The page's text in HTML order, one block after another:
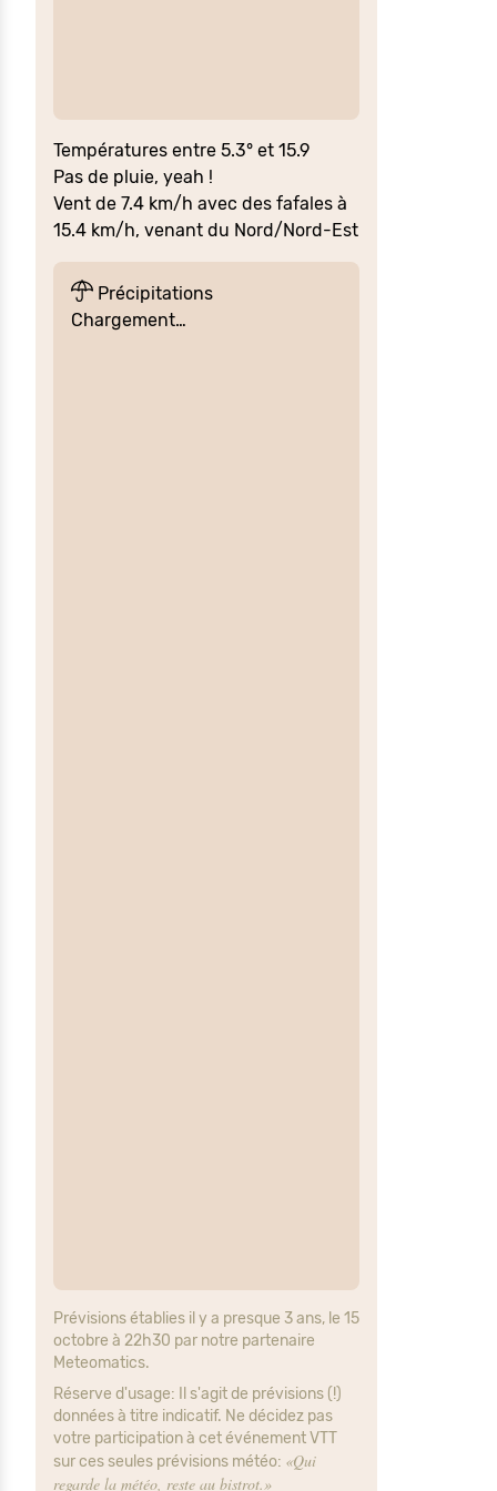
Températures entre 5.3° et 15.9
Pas de pluie, yeah !
Vent de 7.4 km/h avec des fafales à
15.4 km/h, venant du Nord/Nord-Est
Précipitations
Chargement…
Prévisions établies il y a presque 3 ans, le 15
octobre à 22h30 par notre partenaire
Meteomatics.
Réserve d'usage: Il s'agit de prévisions (!)
données à titre indicatif. Ne décidez pas
votre participation à cet événement VTT
sur ces seules prévisions météo: «Qui
regarde la météo, reste au bistrot.»